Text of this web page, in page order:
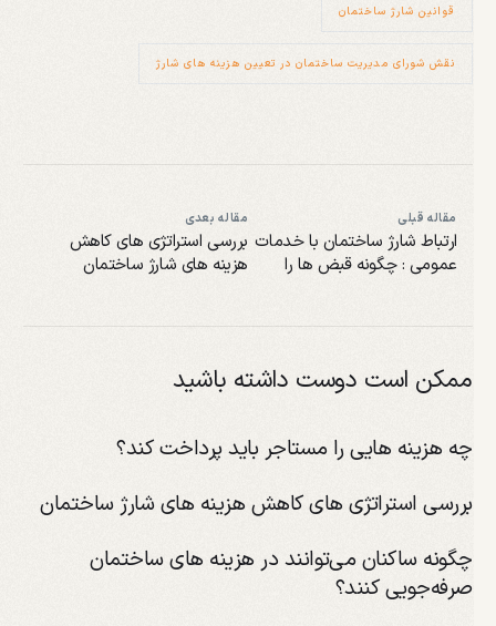
قوانین شارژ ساختمان
نقش شورای مدیریت ساختمان در تعیین هزینه های شارژ
مقاله قبلی
ارتباط شارژ ساختمان با خدمات
عمومی : چگونه قبض ها را
مقاله بعدی
بررسی استراتژی های کاهش
هزینه های شارژ ساختمان
ممکن است دوست داشته باشید
چه هزینه هایی را مستاجر باید پرداخت کند؟
بررسی استراتژی های کاهش هزینه های شارژ ساختمان
چگونه ساکنان می‌توانند در هزینه های ساختمان
صرفه‌جویی کنند؟